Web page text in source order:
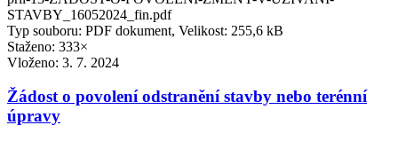
STAVBY_16052024_fin.pdf
Typ souboru: PDF dokument, Velikost: 255,6 kB
Staženo: 333×
Vloženo: 3. 7. 2024
Žádost o povolení odstranění stavby nebo terénní
úpravy